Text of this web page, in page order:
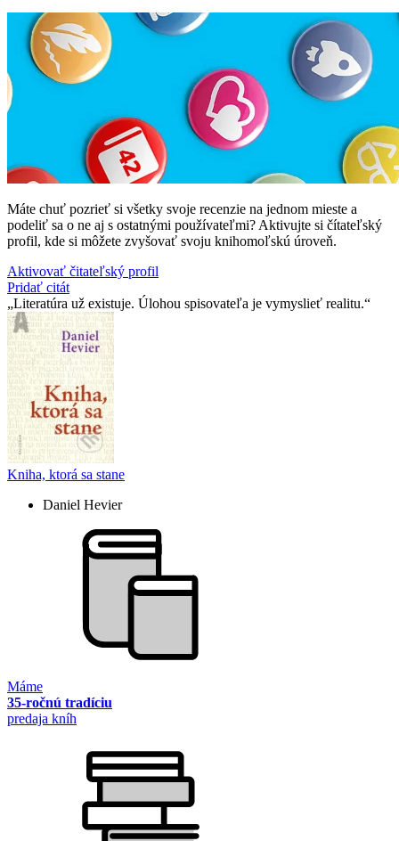
Máte chuť pozrieť si všetky svoje recenzie na jednom mieste a
podeliť sa o ne aj s ostatnými používateľmi? Aktivujte si čítateľský
profil, kde si môžete zvyšovať svoju knihomoľskú úroveň.
Aktivovať čitateľský profil
Pridať citát
Literatúra už existuje. Úlohou spisovateľa je vymyslieť realitu.
Kniha, ktorá sa stane
Daniel Hevier
Máme
35-ročnú tradíciu
predaja kníh